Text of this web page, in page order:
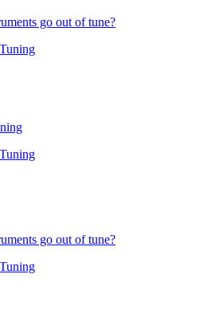
go out of tune?
go out of tune?